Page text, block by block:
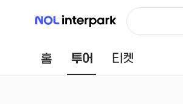
NOL 인터파크
홈 투어